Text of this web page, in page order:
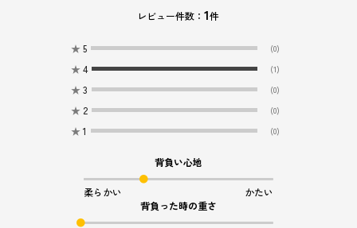
レビュー件数：1件
★ 5 (0)
★ 4 (1)
★ 3 (0)
★ 2 (0)
★ 1 (0)
背負い心地
柔らかい
かたい
背負った時の重さ